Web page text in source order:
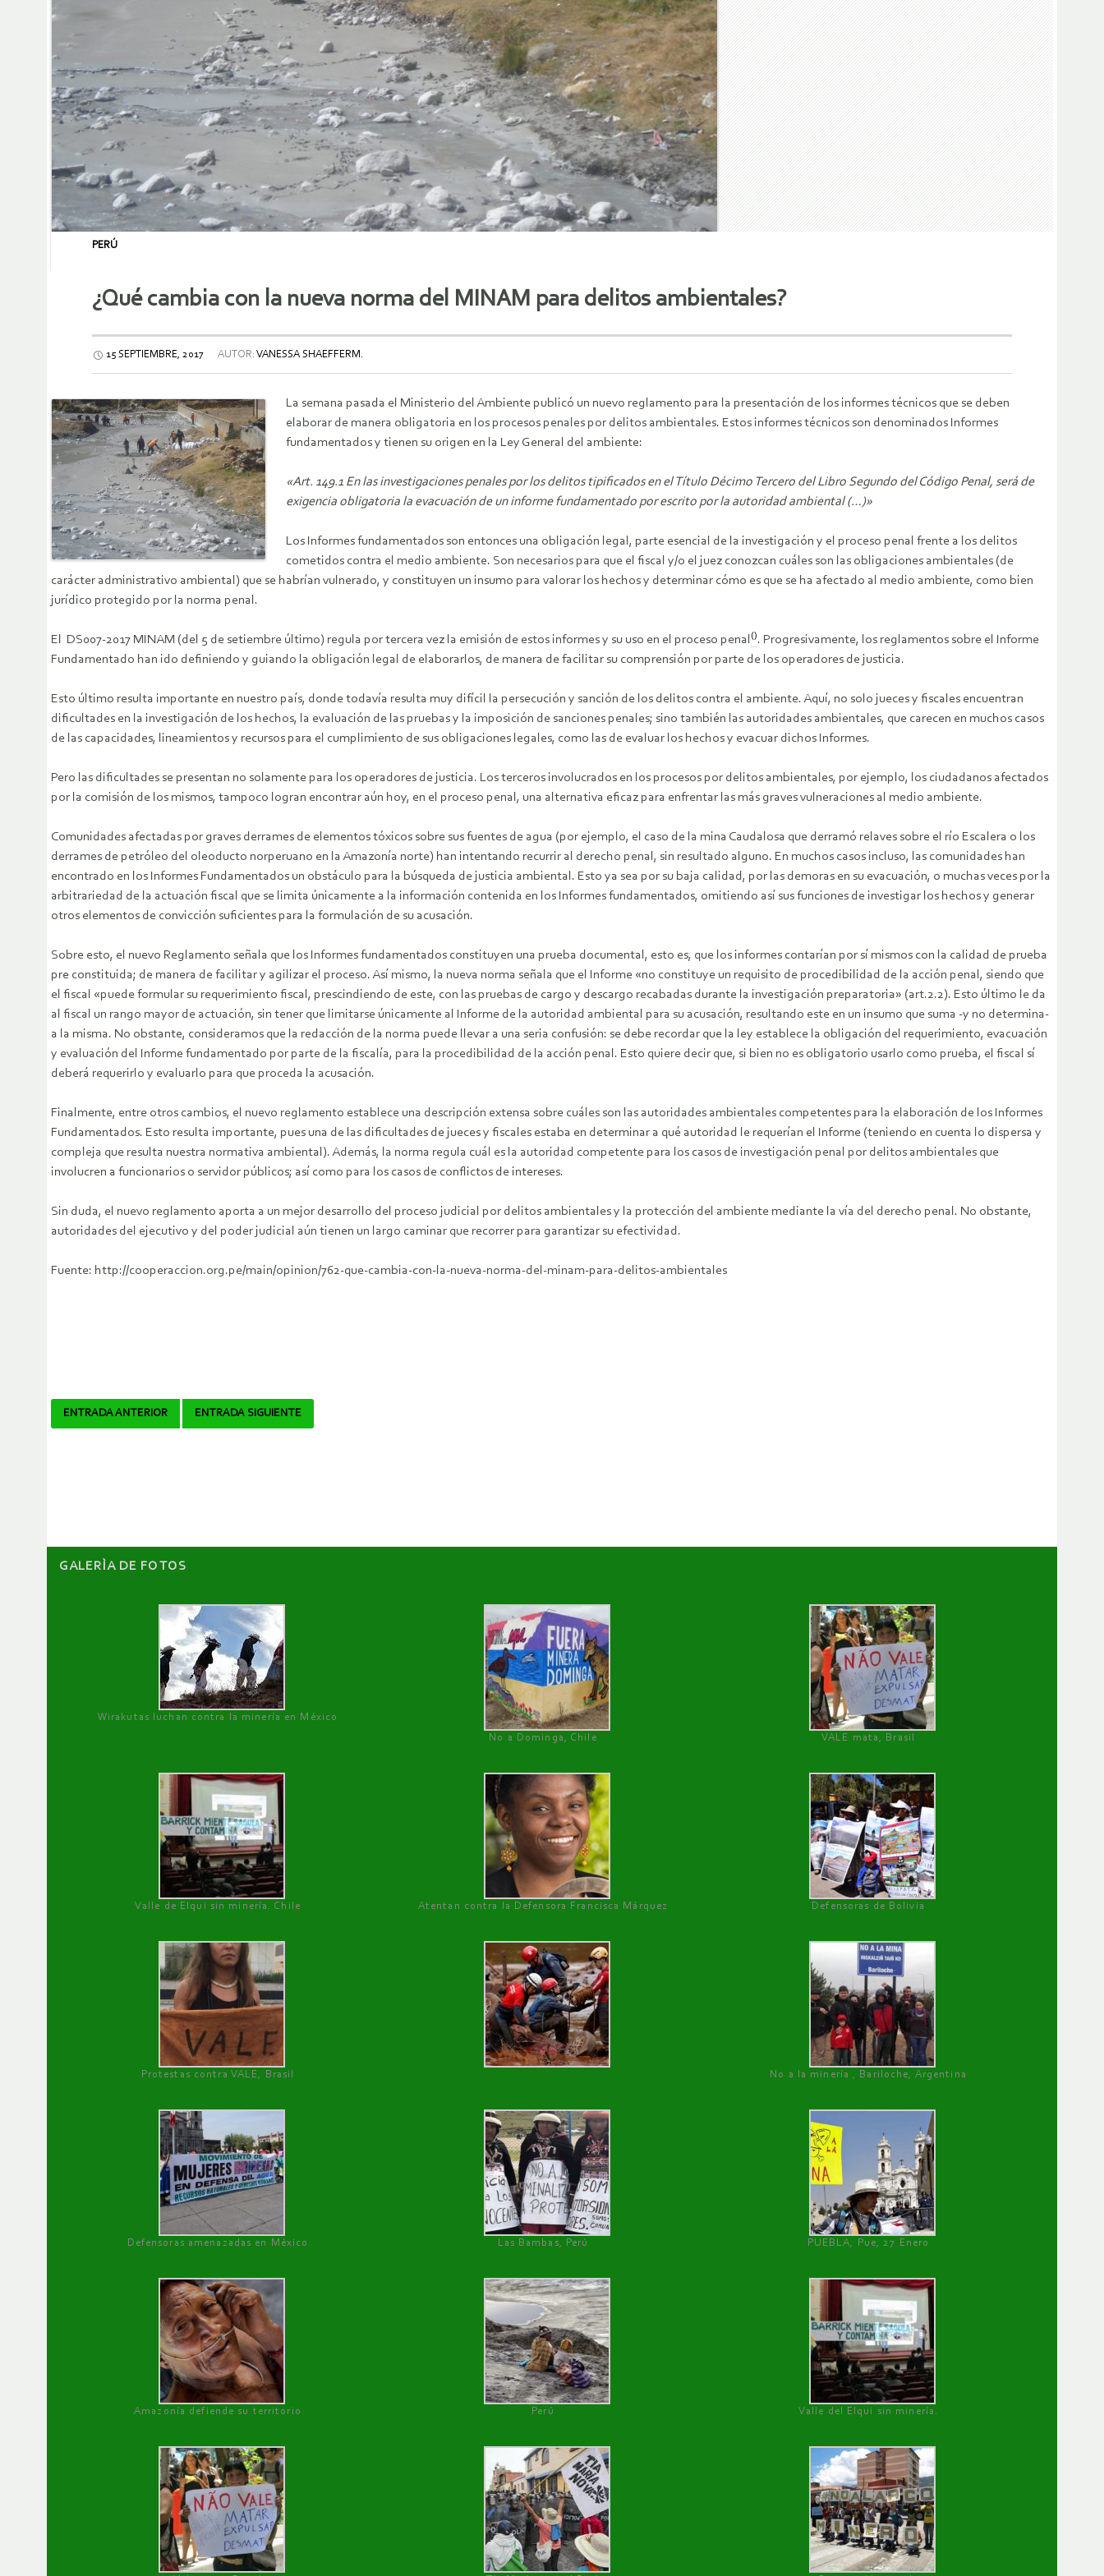
PERÚ
¿Qué cambia con la nueva norma del MINAM para delitos ambientales?
15 SEPTIEMBRE, 2017 AUTOR: VANESSA SHAEFFERM.
La semana pasada el Ministerio del Ambiente publicó un nuevo reglamento para la presentación de los informes técnicos que se deben
elaborar de manera obligatoria en los procesos penales por delitos ambientales. Estos informes técnicos son denominados Informes
fundamentados y tienen su origen en la Ley General del ambiente:
«Art. 149.1 En las investigaciones penales por los delitos tipificados en el Título Décimo Tercero del Libro Segundo del Código Penal, será de
exigencia obligatoria la evacuación de un informe fundamentado por escrito por la autoridad ambiental (…)»
Los Informes fundamentados son entonces una obligación legal, parte esencial de la investigación y el proceso penal frente a los delitos
cometidos contra el medio ambiente. Son necesarios para que el fiscal y/o el juez conozcan cuáles son las obligaciones ambientales (de
carácter administrativo ambiental) que se habrían vulnerado, y constituyen un insumo para valorar los hechos y determinar cómo es que se ha afectado al medio ambiente, como bien
jurídico protegido por la norma penal.
El DS007-2017 MINAM (del 5 de setiembre último) regula por tercera vez la emisión de estos informes y su uso en el proceso penal (). Progresivamente, los reglamentos sobre el Informe
Fundamentado han ido definiendo y guiando la obligación legal de elaborarlos, de manera de facilitar su comprensión por parte de los operadores de justicia.
Esto último resulta importante en nuestro país, donde todavía resulta muy difícil la persecución y sanción de los delitos contra el ambiente. Aquí, no solo jueces y fiscales encuentran
dificultades en la investigación de los hechos, la evaluación de las pruebas y la imposición de sanciones penales; sino también las autoridades ambientales, que carecen en muchos casos
de las capacidades, lineamientos y recursos para el cumplimiento de sus obligaciones legales, como las de evaluar los hechos y evacuar dichos Informes.
Pero las dificultades se presentan no solamente para los operadores de justicia. Los terceros involucrados en los procesos por delitos ambientales, por ejemplo, los ciudadanos afectados
por la comisión de los mismos, tampoco logran encontrar aún hoy, en el proceso penal, una alternativa eficaz para enfrentar las más graves vulneraciones al medio ambiente.
Comunidades afectadas por graves derrames de elementos tóxicos sobre sus fuentes de agua (por ejemplo, el caso de la mina Caudalosa que derramó relaves sobre el río Escalera o los
derrames de petróleo del oleoducto norperuano en la Amazonía norte) han intentando recurrir al derecho penal, sin resultado alguno. En muchos casos incluso, las comunidades han
encontrado en los Informes Fundamentados un obstáculo para la búsqueda de justicia ambiental. Esto ya sea por su baja calidad, por las demoras en su evacuación, o muchas veces por la
arbitrariedad de la actuación fiscal que se limita únicamente a la información contenida en los Informes fundamentados, omitiendo así sus funciones de investigar los hechos y generar
otros elementos de convicción suficientes para la formulación de su acusación.
Sobre esto, el nuevo Reglamento señala que los Informes fundamentados constituyen una prueba documental, esto es, que los informes contarían por sí mismos con la calidad de prueba
pre constituida; de manera de facilitar y agilizar el proceso. Así mismo, la nueva norma señala que el Informe «no constituye un requisito de procedibilidad de la acción penal, siendo que
el fiscal «puede formular su requerimiento fiscal, prescindiendo de este, con las pruebas de cargo y descargo recabadas durante la investigación preparatoria» (art.2.2). Esto último le da
al fiscal un rango mayor de actuación, sin tener que limitarse únicamente al Informe de la autoridad ambiental para su acusación, resultando este en un insumo que suma -y no determina-
a la misma. No obstante, consideramos que la redacción de la norma puede llevar a una seria confusión: se debe recordar que la ley establece la obligación del requerimiento, evacuación
y evaluación del Informe fundamentado por parte de la fiscalía, para la procedibilidad de la acción penal. Esto quiere decir que, si bien no es obligatorio usarlo como prueba, el fiscal sí
deberá requerirlo y evaluarlo para que proceda la acusación.
Finalmente, entre otros cambios, el nuevo reglamento establece una descripción extensa sobre cuáles son las autoridades ambientales competentes para la elaboración de los Informes
Fundamentados. Esto resulta importante, pues una de las dificultades de jueces y fiscales estaba en determinar a qué autoridad le requerían el Informe (teniendo en cuenta lo dispersa y
compleja que resulta nuestra normativa ambiental). Además, la norma regula cuál es la autoridad competente para los casos de investigación penal por delitos ambientales que
involucren a funcionarios o servidor públicos; así como para los casos de conflictos de intereses.
Sin duda, el nuevo reglamento aporta a un mejor desarrollo del proceso judicial por delitos ambientales y la protección del ambiente mediante la vía del derecho penal. No obstante,
autoridades del ejecutivo y del poder judicial aún tienen un largo caminar que recorrer para garantizar su efectividad.
Fuente: http://cooperaccion.org.pe/main/opinion/762-que-cambia-con-la-nueva-norma-del-minam-para-delitos-ambientales
Navegador
ENTRADA ANTERIOR ENTRADA SIGUIENTE
GALERÌA DE FOTOS
Wirakutas luchan contra la minería en México
No a Dominga, Chile
VALE mata, Brasil
Valle de Elqui sin minería. Chile Atentan contra la Defensora Francisca Márquez Defensoras de Bolivia
Protestas contra VALE, Brasil No a la minería , Bariloche, Argentina
Defensoras amenazadas en México Las Bambas, Perú PUEBLA, Pue, 27 Enero
Amazonía defiende su territorio Perú Valle del Elqui sin minería.